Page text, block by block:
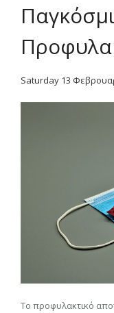
Saturday 13
Το προφυλακτικό